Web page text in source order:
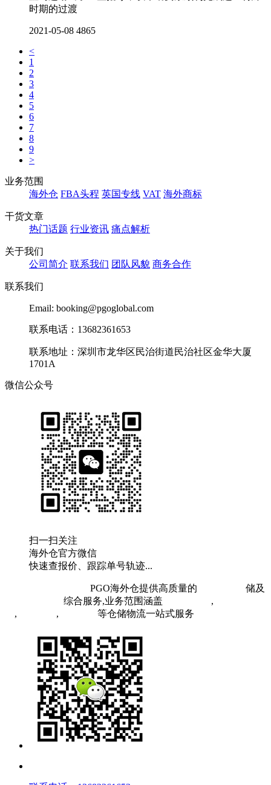
时期的过渡
2021-05-08 4865
<
1
2
3
4
5
6
7
8
9
>
业务范围
海外仓 FBA头程 英国专线 VAT 海外商标
干货文章
热门话题 行业资讯 痛点解析
关于我们
公司简介 联系我们 团队风貌 商务合作
联系我们
Email: booking@pgoglobal.com
联系电话：13682361653
联系地址：深圳市龙华区民治街道民治社区金华大厦
1701A
微信公众号
扫一扫关注
海外仓官方微信
快速查报价、跟踪单号轨迹...
PGO海外仓提供高质量的
储及
综合服务,业务范围涵盖 ,
, , 等仓储物流一站式服务